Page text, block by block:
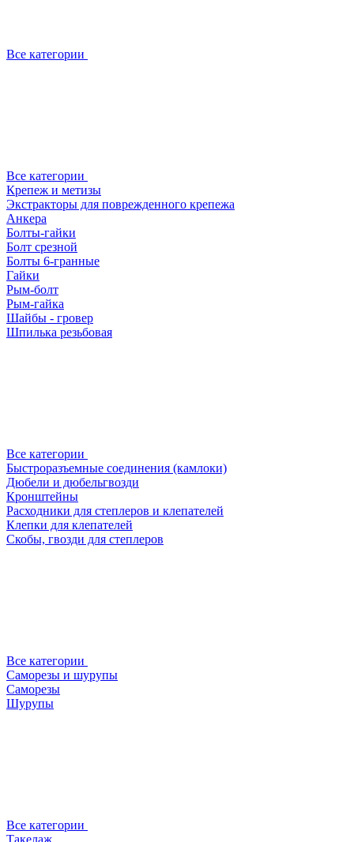
Все категории
Все категории
Крепеж и метизы
Экстракторы для поврежденного крепежа
Анкера
Болты-гайки
Болт срезной
Болты 6-гранные
Гайки
Рым-болт
Рым-гайка
Шайбы - гровер
Шпилька резьбовая
Все категории
Быстроразъемные соединения (камлоки)
Дюбели и дюбельгвозди
Кронштейны
Расходники для степлеров и клепателей
Клепки для клепателей
Скобы, гвозди для степлеров
Все категории
Саморезы и шурупы
Саморезы
Шурупы
Все категории
Такелаж